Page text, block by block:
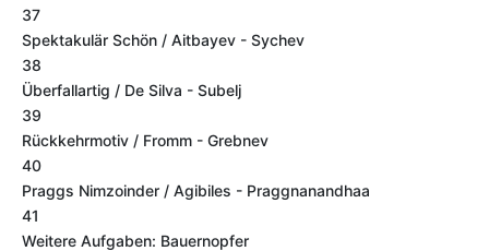
37
Spektakulär Schön / Aitbayev - Sychev
38
Überfallartig / De Silva - Subelj
39
Rückkehrmotiv / Fromm - Grebnev
40
Praggs Nimzoinder / Agibiles - Praggnanandhaa
41
Weitere Aufgaben: Bauernopfer